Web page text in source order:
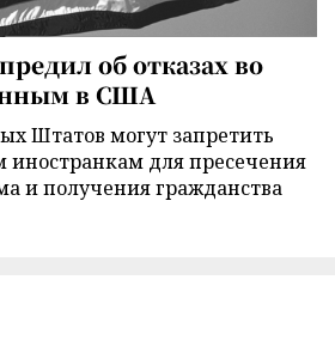
об отказах во
в США
Штатов могут запретить
для пресечения
и получения гражданства